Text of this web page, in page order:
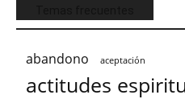
abandono aceptación
actitudes